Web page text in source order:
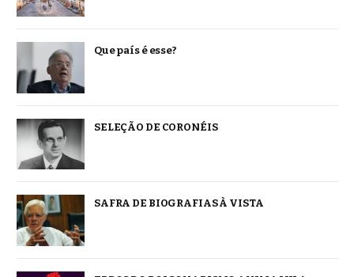
Que país é esse?
SELEÇÃO DE CORONÉIS
SAFRA DE BIOGRAFIAS À VISTA